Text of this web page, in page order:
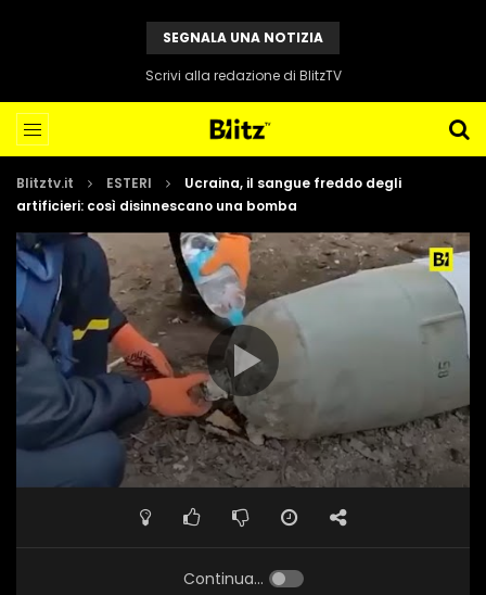
SEGNALA UNA NOTIZIA
Scrivi alla redazione di BlitzTV
Blitztv.it ESTERI
Ucraina, il sangue freddo degli
artificieri: così disinnescano una bomba
Continua...